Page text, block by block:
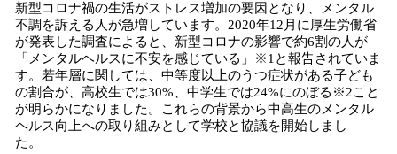
新型コロナ禍の生活がストレス増加の要因となり、メンタル
不調を訴える人が急増しています。2020年12月に厚生労働省
が発表した調査によると、新型コロナの影響で約6割の人が
「メンタルヘルスに不安を感じている」※1と報告されていま
す。若年層に関しては、中等度以上のうつ症状がある子ども
の割合が、高校生では30%、中学生では24%にのぼる※2こと
が明らかになりました。これらの背景から中高生のメンタル
ヘルス向上への取り組みとして学校と協議を開始しまし
た。